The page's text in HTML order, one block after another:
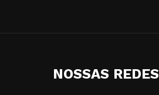
NOSSAS REDES